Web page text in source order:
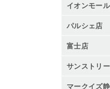
イオンモー
パルシェ店
富士店
サンストリ
マークイズ